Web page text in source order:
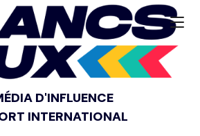
D'INFLUENCE
INTERNATIONAL